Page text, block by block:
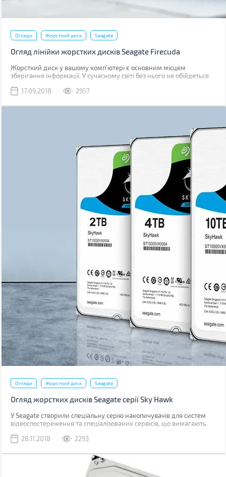
Огляди Жорсткий диск Seagate
Огляд лінійки жорстких дисків Seagate Firecuda
Жорсткий диск у вашому комп'ютері є основним місцем
зберігання інформації. У сучасному світі без нього не обійдеться
жорстких дисків дозволяє розширити межі їх застосування.
17.09.2018 2957
Огляди Жорсткий диск Seagate
Огляд жорстких дисків Seagate серії Sky Hawk
У Seagate створили спеціальну серію накопичувачів для систем
відеоспостереження та спеціалізованих сервісів, що вимагають
від звичайних, читайте в огляді.
28.11.2018 2293